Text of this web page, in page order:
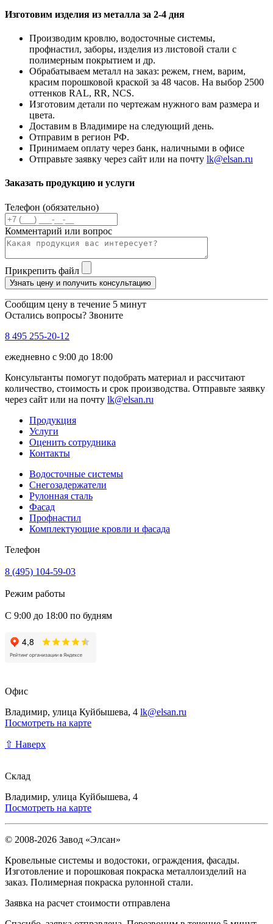
Изготовим изделия из металла за 2-4 дня
Производим кровлю, водосточные системы,
профнастил, заборы, изделия из листовой стали с
полимерным покрытием и др.
Обрабатываем металл на заказ: режем, гнем, варим,
красим порошковой краской за 48 часов. На выбор 2500
оттенков RAL, RR, NCS.
Изготовим детали по чертежам нужного вам размера и
цвета.
Доставим в Владимире на следующий день.
Отправим в регион РФ.
Принимаем оплату через банк, наличными в офисе
Отправьте заявку через сайт или на почту lk@elsan.ru
Заказать продукцию и услуги
Телефон (обязательно)
Комментарий или вопрос
Прикрепить файл
Узнать цену и получить консультацию
Сообщим цену в течение 5 минут
Остались вопросы? Звоните
8 495 255-20-12
ежедневно с 9:00 до 18:00
Консультанты помогут подобрать материал и рассчитают
количество, стоимость и срок производства. Отправьте заявку
через сайт или на почту lk@elsan.ru
Продукция
Услуги
Оценить сотрудника
Контакты
Водосточные системы
Снегозадержатели
Рулонная сталь
Фасад
Профнастил
Комплектующие кровли и фасада
Телефон
8 (495) 104-59-03
Режим работы
С 9:00 до 18:00 по будням
Офис
Владимир, улица Куйбышева, 4 lk@elsan.ru
Посмотреть на карте
⇧ Наверх
Склад
Владимир, улица Куйбышева, 4
Посмотреть на карте
© 2008-2026 Завод «Элсан»
Кровельные системы и водостоки, ограждения, фасады.
Изготовление и порошковая покраска металлоизделий на
заказ. Полимерная покраска рулонной стали.
Заявка на расчет стоимости отправлена